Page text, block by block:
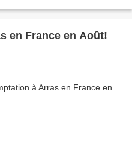
en France en Août!